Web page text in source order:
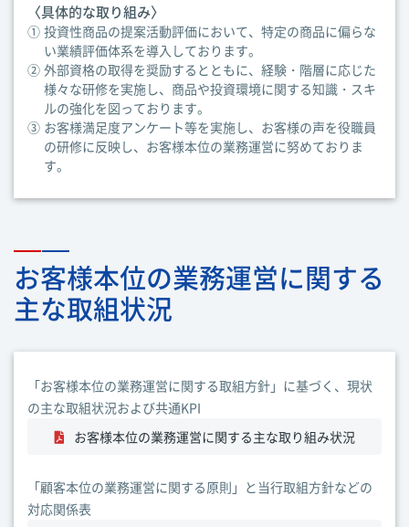
〈具体的な取り組み〉
① 投資性商品の提案活動評価において、特定の商品に偏らな
い業績評価体系を導入しております。
② 外部資格の取得を奨励するとともに、経験・階層に応じた
様々な研修を実施し、商品や投資環境に関する知識・スキ
ルの強化を図っております。
③ お客様満足度アンケート等を実施し、お客様の声を役職員
の研修に反映し、お客様本位の業務運営に努めておりま
す。
お客様本位の業務運営に関する
主な取組状況
「お客様本位の業務運営に関する取組方針」に基づく、現状
の主な取組状況および共通KPI
お客様本位の業務運営に関する主な取り組み状況
「顧客本位の業務運営に関する原則」と当行取組方針などの
対応関係表